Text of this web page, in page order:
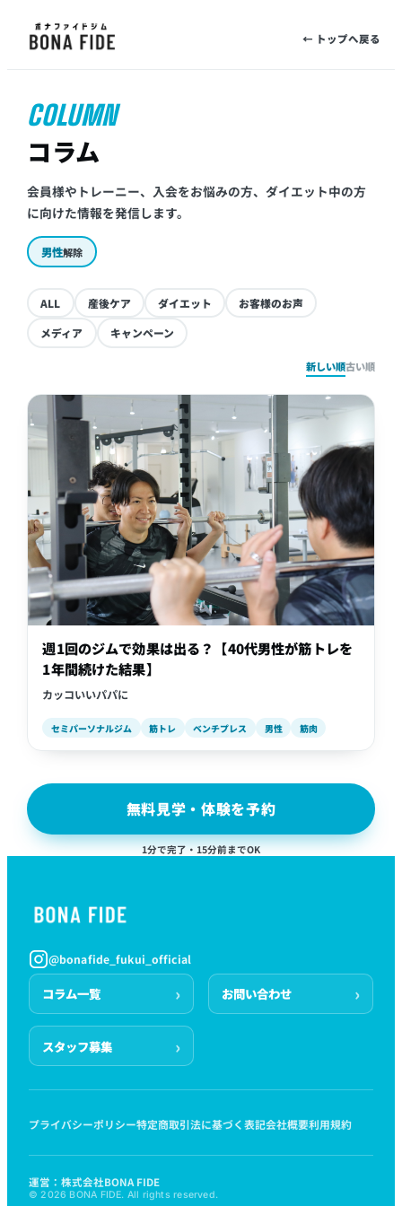
← トップへ戻る
COLUMN
コラム
会員様やトレーニー、入会をお悩みの方、ダイエット中の方
に向けた情報を発信します。
男性解除
ALL 産後ケア ダイエット
お客様のお声
メディア
キャンペーン
新しい順古い順
週1回のジムで効果は出る？【40代男性が筋トレを
1年間続けた結果】
カッコいいパパに
セミパーソナルジム 筋トレ ベンチプレス 男性 筋肉
無料見学・体験を予約
1分で完了・15分前までOK
@bonafide_fukui_official
コラム一覧 お問い合わせ
スタッフ募集
プライバシーポリシー特定商取引法に基づく表記会社概要利用規約
運営：株式会社BONA FIDE
© 2026 BONA FIDE. All rights reserved.